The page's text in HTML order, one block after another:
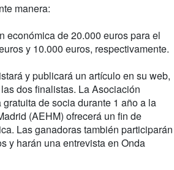
manera:
económica de 20.000 euros para el
y 10.000 euros, respectivamente.
y publicará un artículo en su web,
dos finalistas. La Asociación
de socia durante 1 año a la
(AEHM) ofrecerá un fin de
Las ganadoras también participarán
y harán una entrevista en Onda